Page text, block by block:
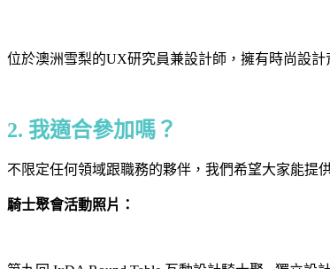
位於澳洲雪梨的UX研究員兼設計師，擁有時尚設
2. 我適合參加嗎？
不限定任何領域跟職務的夥伴，我們希望大家能提
騎士聚會活動照片：